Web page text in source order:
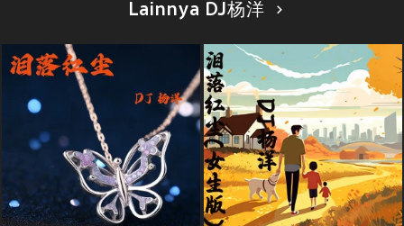
Lainnya DJ杨洋